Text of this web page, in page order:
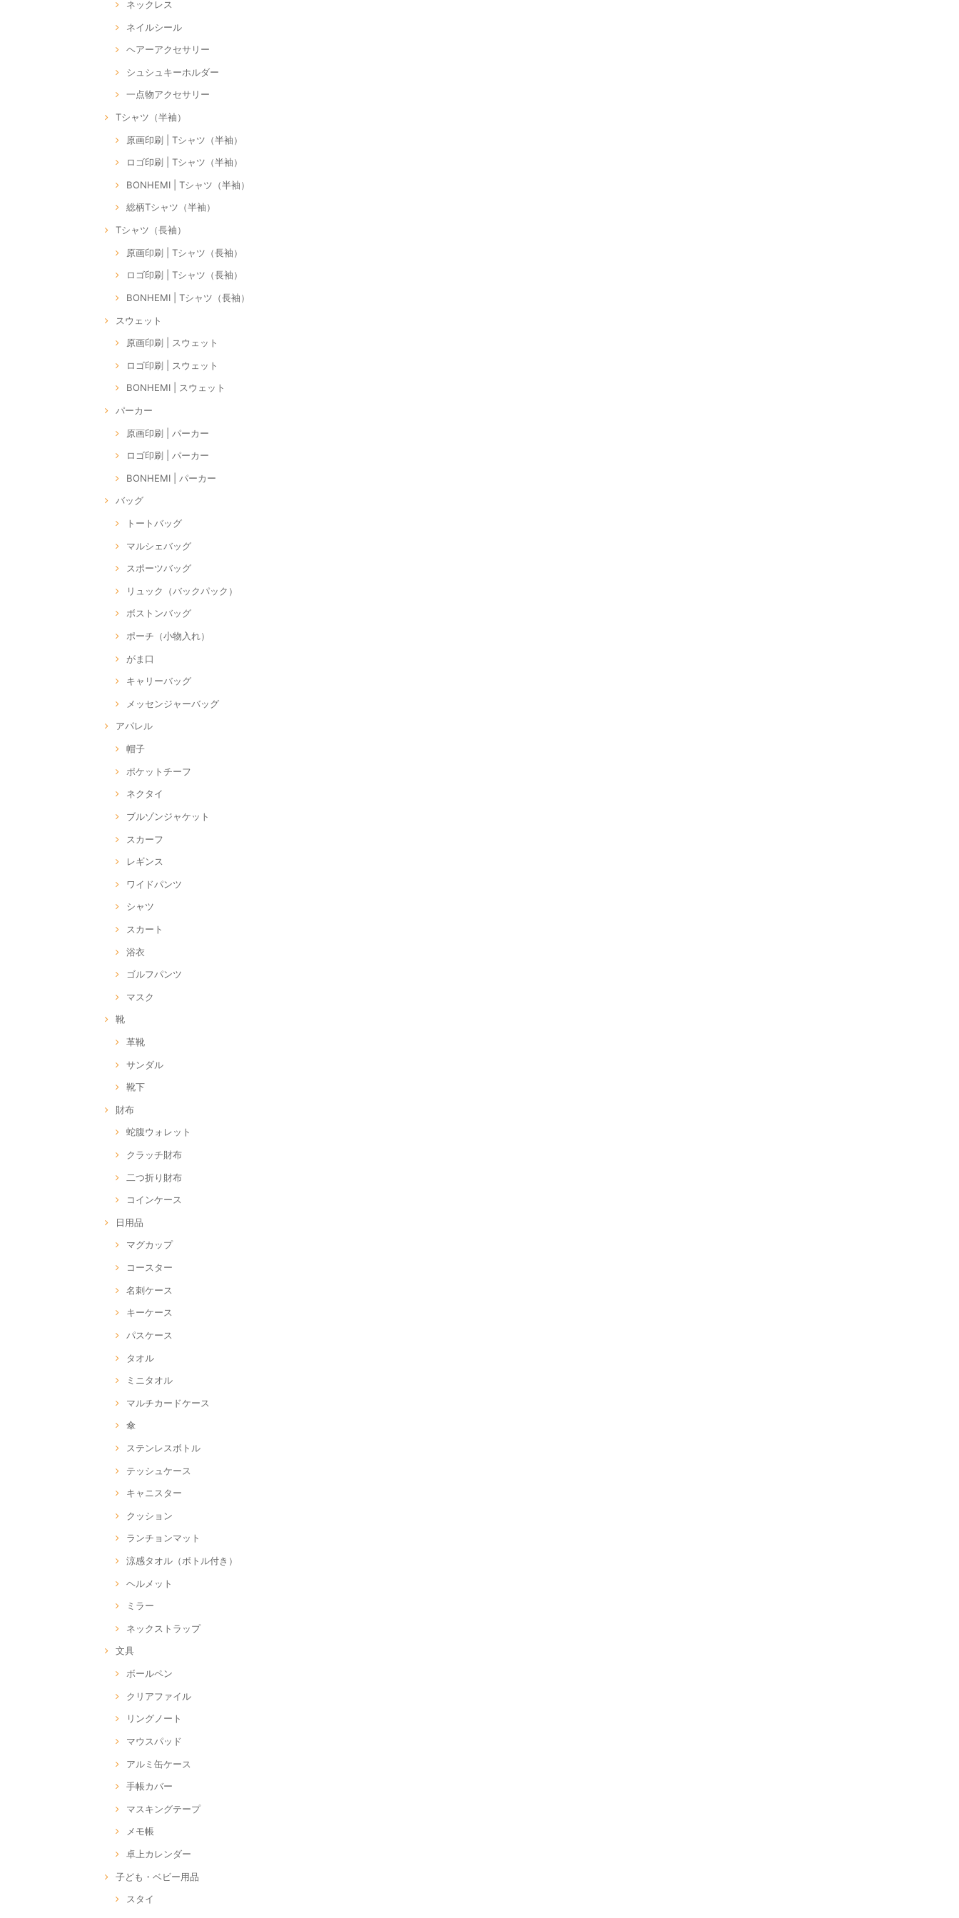
ネックレス
ネイルシール
ヘアーアクセサリー
シュシュキーホルダー
一点物アクセサリー
Tシャツ（半袖）
原画印刷 | Tシャツ（半袖）
ロゴ印刷 | Tシャツ（半袖）
BONHEMI | Tシャツ（半袖）
総柄Tシャツ（半袖）
Tシャツ（長袖）
原画印刷 | Tシャツ（長袖）
ロゴ印刷 | Tシャツ（長袖）
BONHEMI | Tシャツ（長袖）
スウェット
原画印刷 | スウェット
ロゴ印刷 | スウェット
BONHEMI | スウェット
パーカー
原画印刷 | パーカー
ロゴ印刷 | パーカー
BONHEMI | パーカー
バッグ
トートバッグ
マルシェバッグ
スポーツバッグ
リュック（バックパック）
ボストンバッグ
ポーチ（小物入れ）
がま口
キャリーバッグ
メッセンジャーバッグ
アパレル
帽子
ポケットチーフ
ネクタイ
ブルゾンジャケット
スカーフ
レギンス
ワイドパンツ
シャツ
スカート
浴衣
ゴルフパンツ
マスク
靴
革靴
サンダル
靴下
財布
蛇腹ウォレット
クラッチ財布
二つ折り財布
コインケース
日用品
マグカップ
コースター
名刺ケース
キーケース
パスケース
タオル
ミニタオル
マルチカードケース
傘
ステンレスボトル
テッシュケース
キャニスター
クッション
ランチョンマット
涼感タオル（ボトル付き）
ヘルメット
ミラー
ネックストラップ
文具
ボールペン
クリアファイル
リングノート
マウスパッド
アルミ缶ケース
手帳カバー
マスキングテープ
メモ帳
卓上カレンダー
子ども・ベビー用品
スタイ